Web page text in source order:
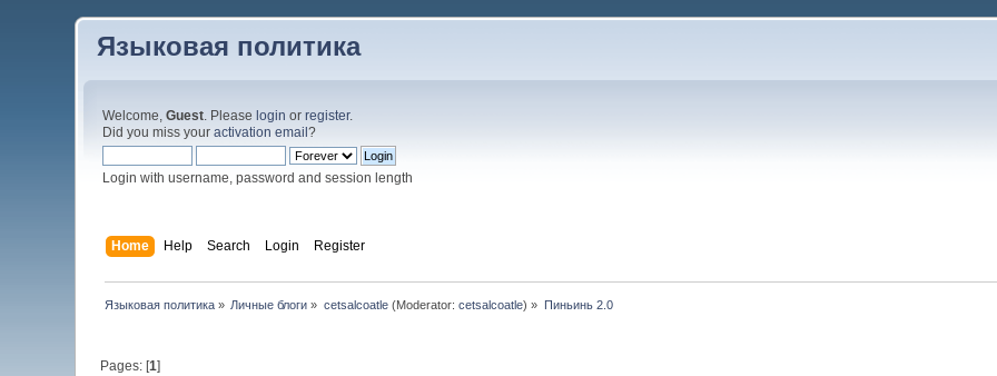
Языковая политика
Welcome,Guest. Please login orregister.
Did you miss youractivation email?
Login with username, password and session length
Home Help Search Login Register
Языковая политика» Личные блоги » cetsalcoatle(Moderator: cetsalcoatle) » Пиньинь 2.0
Pages: [1]